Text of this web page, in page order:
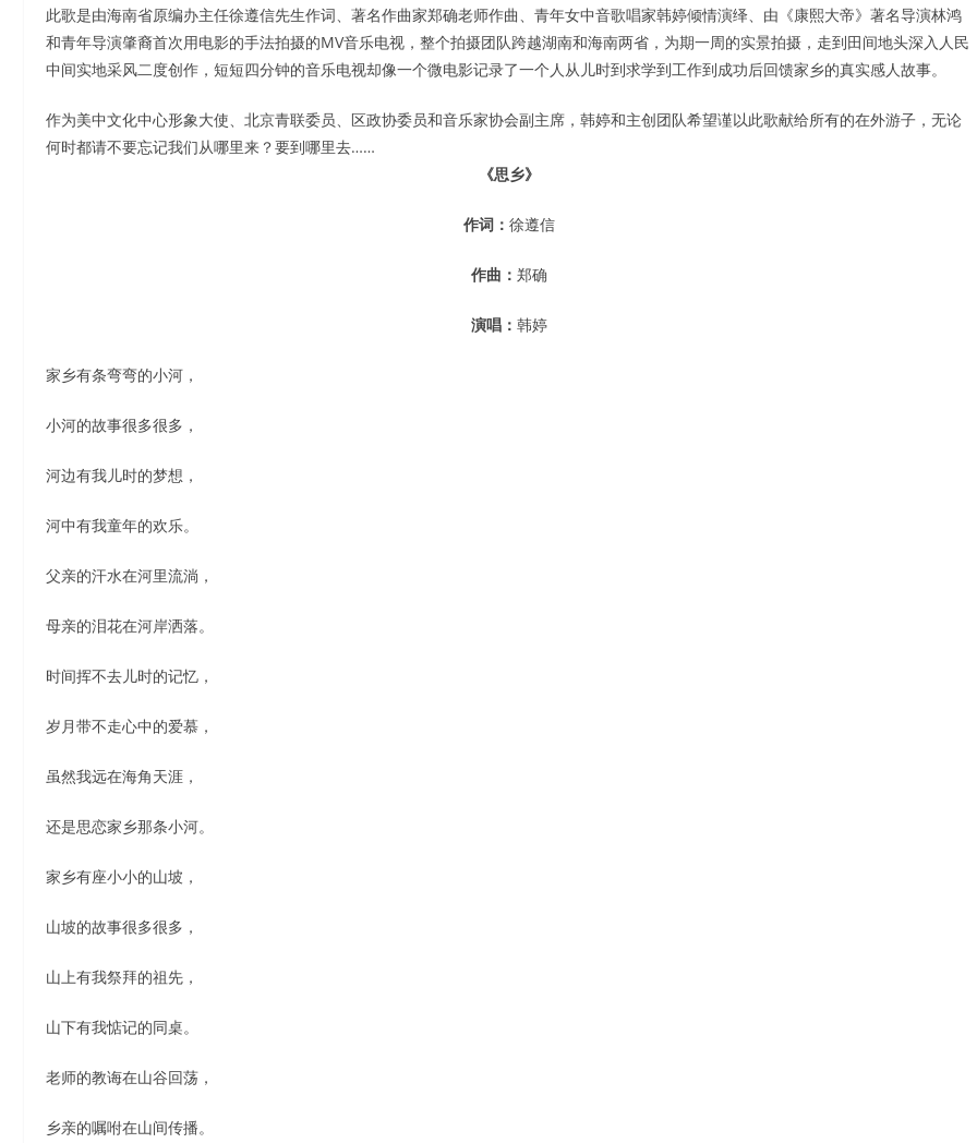
此歌是由海南省原编办主任徐遵信先生作词、著名作曲家郑确老师作曲、青年女中音歌唱家韩婷倾情演绎、由《康熙大帝》著名导演林鸿
和青年导演肇裔首次用电影的手法拍摄的MV音乐电视，整个拍摄团队跨越湖南和海南两省，为期一周的实景拍摄，走到田间地头深入人民
中间实地采风二度创作，短短四分钟的音乐电视却像一个微电影记录了一个人从儿时到求学到工作到成功后回馈家乡的真实感人故事。
作为美中文化中心形象大使、北京青联委员、区政协委员和音乐家协会副主席，韩婷和主创团队希望谨以此歌献给所有的在外游子，无论
何时都请不要忘记我们从哪里来？要到哪里去……
《思乡》
作词： 徐遵信
作曲： 郑确
演唱： 韩婷
家乡有条弯弯的小河，
小河的故事很多很多，
河边有我儿时的梦想，
河中有我童年的欢乐。
父亲的汗水在河里流淌，
母亲的泪花在河岸洒落。
时间挥不去儿时的记忆，
岁月带不走心中的爱慕，
虽然我远在海角天涯，
还是思恋家乡那条小河。
家乡有座小小的山坡，
山坡的故事很多很多，
山上有我祭拜的祖先，
山下有我惦记的同桌。
老师的教诲在山谷回荡，
乡亲的嘱咐在山间传播。